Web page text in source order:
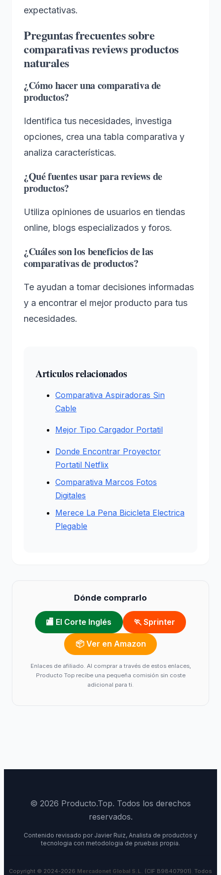
expectativas.
Preguntas frecuentes sobre
comparativas reviews productos
naturales
¿Cómo hacer una comparativa de
productos?
Identifica tus necesidades, investiga
opciones, crea una tabla comparativa y
analiza características.
¿Qué fuentes usar para reviews de
productos?
Utiliza opiniones de usuarios en tiendas
online, blogs especializados y foros.
¿Cuáles son los beneficios de las
comparativas de productos?
Te ayudan a tomar decisiones informadas
y a encontrar el mejor producto para tus
necesidades.
Articulos relacionados
Comparativa Aspiradoras Sin
Cable
Mejor Tipo Cargador Portatil
Donde Encontrar Proyector
Portatil Netflix
Comparativa Marcos Fotos
Digitales
Merece La Pena Bicicleta Electrica
Plegable
Dónde comprarlo
🏬 El Corte Inglés 🏃 Sprinter
📦 Ver en Amazon
Enlaces de afiliado. Al comprar a través de estos enlaces,
Producto Top recibe una pequeña comisión sin coste
adicional para ti.
© 2026 Producto.Top. Todos los derechos
reservados.
Contenido revisado por Javier Ruiz, Analista de productos y
tecnologia con metodologia de pruebas propia.
Copyright © 2024-2026 Mercadonet Global S.L. (CIF B98407901). Todos